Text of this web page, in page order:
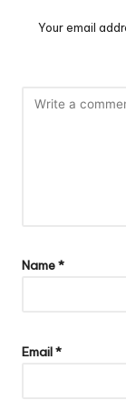
Your email
Name*
Email*